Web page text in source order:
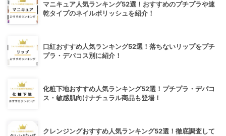
マニキュア人気ランキング52選！おすすめのプチプラや速
乾タイプのネイルポリッシュを紹介！
口紅おすすめ人気ランキング52選！落ちないリップをプチ
プラ・デパコス別に紹介！
化粧下地おすすめ人気ランキング52選！プチプラ・デパコ
ス・敏感肌向けナチュラル商品も登場！
クレンジングおすすめ人気ランキング52選！徹底調査して